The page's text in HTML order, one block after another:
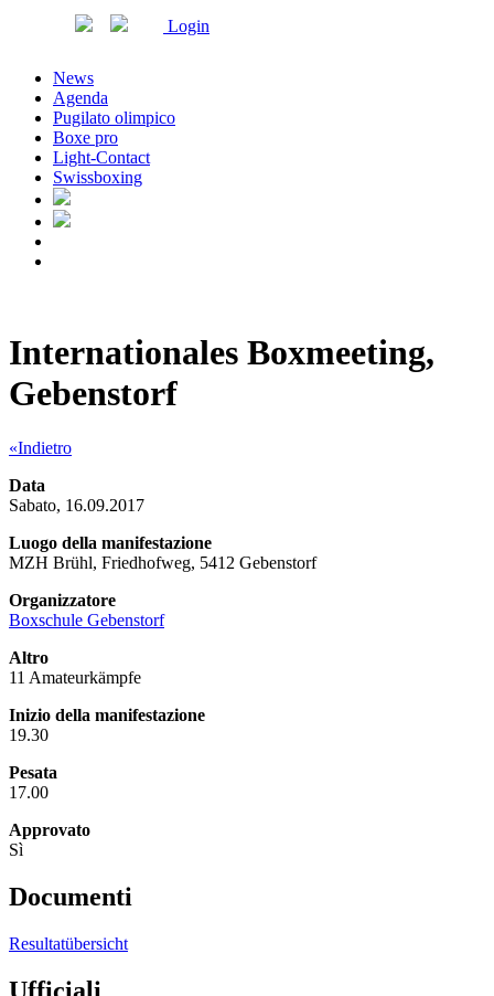
Login
News
Agenda
Pugilato olimpico
Boxe pro
Light-Contact
Swissboxing
Internationales Boxmeeting,
Gebenstorf
«Indietro
Data
Sabato, 16.09.2017
Luogo della manifestazione
MZH Brühl, Friedhofweg, 5412 Gebenstorf
Organizzatore
Boxschule Gebenstorf
Altro
11 Amateurkämpfe
Inizio della manifestazione
19.30
Pesata
17.00
Approvato
Sì
Documenti
Resultatübersicht
Ufficiali